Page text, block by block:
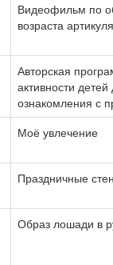
Видеофильм по
возраста
Авторская
активности
ознакомления с
Моё увлечение
Праздничные
Образ лошади в